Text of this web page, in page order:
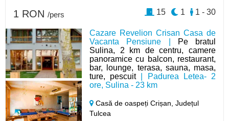
Cazare Revelion Crisan Casa de
Vacanta Pensiune |
Pe bratul
Sulina, 2 km de centru, camere
panoramice cu balcon, restaurant,
bar, lounge, terasa, sauna, masa,
ture, pescuit| Padurea Letea- 2
ore, Sulina - 23 km
Casă de oaspeți Crișan,Județul
Tulcea
1 RON /pers 1 - 30
1
15